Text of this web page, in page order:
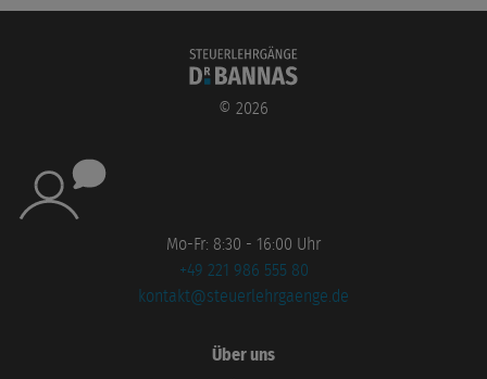
© 2026
Mo-Fr: 8:30 - 16:00 Uhr
+49 221 986 555 80
kontakt@steuerlehrgaenge.de
Über uns